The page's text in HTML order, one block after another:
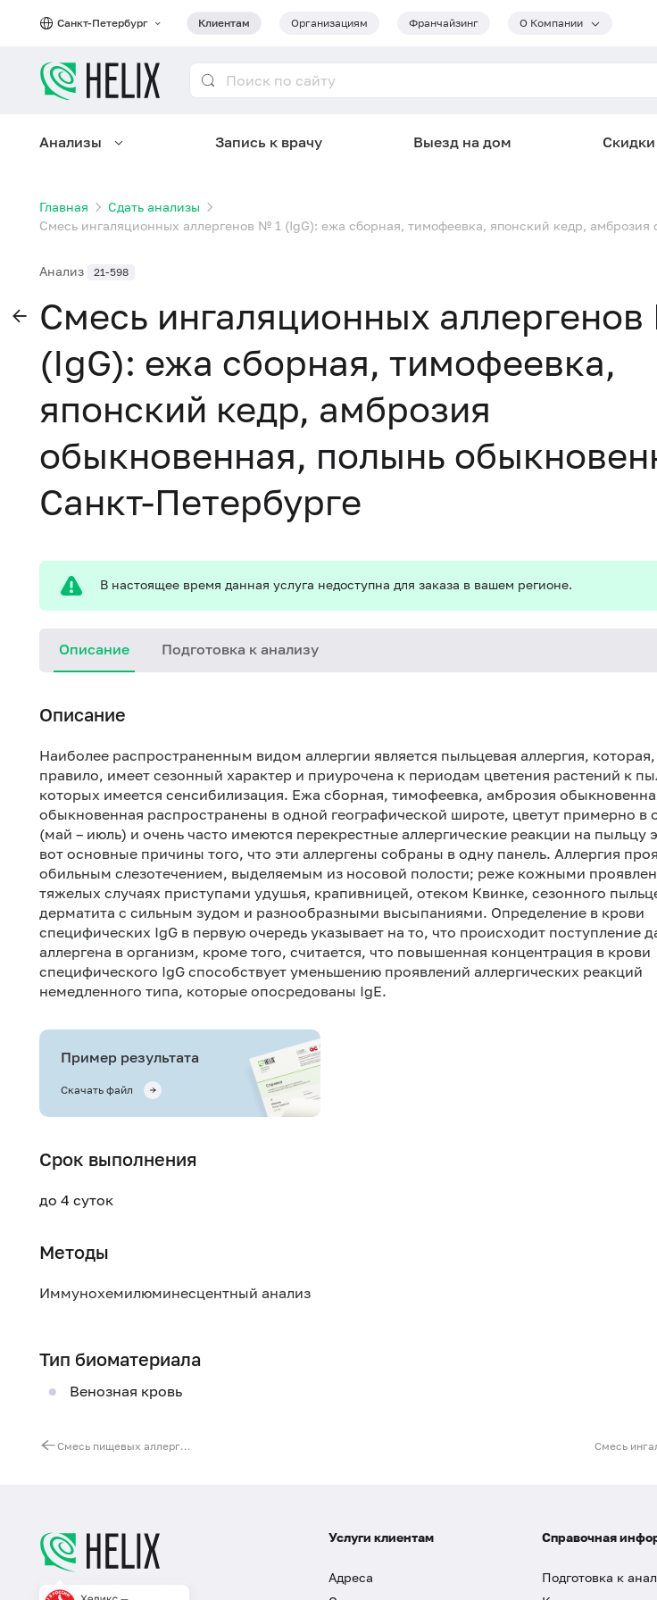
Санкт-Петербург Клиентам Организациям Франчайзинг О Компании
Анализы Запись к врачу Выезд на дом
Главная
Сдать анализы
Смесь ингаляционных аллергенов № 1 (IgG): ежа сборная, тимофеевка, японский кедр,
Анализ 21-598
Смесь ингаляционных
(IgG): ежа сборная, тимофеевка,
японский кедр, амброзия
обыкновенная, полынь
Санкт-Петербурге
В настоящее время данная услуга недоступна для заказа в вашем регионе.
Описание Подготовка к анализу
Описание
Наиболее распространенным видом аллергии является пыльцевая аллергия,
правило, имеет сезонный характер и приурочена к периодам цветения растений к
которых имеется сенсибилизация. Ежа сборная, тимофеевка, амброзия
обыкновенная распространены в одной географической широте, цветут примерно в
(май – июль) и очень часто имеются перекрестные аллергические реакции на пыльцу
вот основные причины того, что эти аллергены собраны в одну панель. Аллергия
обильным слезотечением, выделяемым из носовой полости; реже кожными
тяжелых случаях приступами удушья, крапивницей, отеком Квинке, сезонного
дерматита с сильным зудом и разнообразными высыпаниями. Определение в крови
специфических IgG в первую очередь указывает на то, что происходит поступление
аллергена в организм, кроме того, считается, что повышенная концентрация в крови
специфического IgG способствует уменьшению проявлений аллергических реакций
немедленного типа, которые опосредованы IgЕ.
Пример результата
Скачать файл
Срок выполнения
до 4 суток
Методы
Иммунохемилюминесцентный анализ
Тип биоматериала
Венозная кровь
Смесь пищевых аллергенов № 73 (IgG): свинина, куриное мясо, говядина, баранина
Услуги клиентам
Адреса
Справочная
Подготовка к